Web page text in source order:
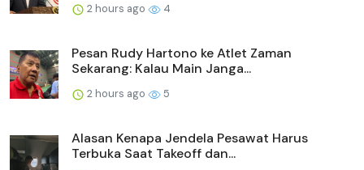
2 hours ago 4
Pesan Rudy Hartono ke Atlet Zaman
Sekarang: Kalau Main Janga...
2 hours ago 5
Alasan Kenapa Jendela Pesawat Harus
Terbuka Saat Takeoff dan...